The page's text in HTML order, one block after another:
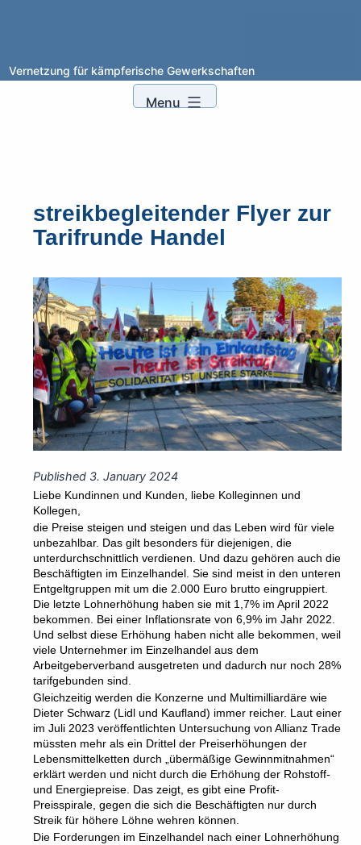
Skip
to
Vernetzung für kämpferische Gewerkschaften
Menu
streikbegleitender Flyer zur
Tarifrunde Handel
Published 3. January 2024
Liebe Kundinnen und Kunden, liebe Kolleginnen und
Kollegen,
die Preise steigen und steigen und das Leben wird für viele
unbezahlbar. Das gilt besonders für diejenigen, die
unterdurchschnittlich verdienen. Und dazu gehören auch die
Beschäftigten im Einzelhandel. Sie sind meist in den unteren
Entgeltgruppen mit um die 2.000 Euro brutto eingruppiert.
Die letzte Lohnerhöhung haben sie mit 1,7% im April 2022
bekommen. Bei einer Inflationsrate von 6,9% im Jahr 2022.
Und selbst diese Erhöhung haben nicht alle bekommen, weil
viele Unternehmer im Einzelhandel aus dem
Arbeitgeberverband ausgetreten und dadurch nur noch 28%
tarifgebunden sind.
Gleichzeitig werden die Konzerne und Multimilliardäre wie
Dieter Schwarz (Lidl und Kaufland) immer reicher. Laut einer
im Juli 2023 veröffentlichten Untersuchung von Allianz Trade
müssten mehr als ein Drittel der Preiserhöhungen der
Lebensmittelketten durch „übermäßige Gewinnmitnahmen“
erklärt werden und nicht durch die Erhöhung der Rohstoff-
und Energiepreise. Das zeigt, es gibt eine Profit-
Preisspirale, gegen die sich die Beschäftigten nur durch
Streik für höhere Löhne wehren können.
Die Forderungen im Einzelhandel nach einer Lohnerhöhung